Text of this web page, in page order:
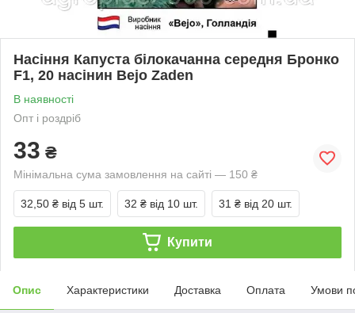
Насіння Капуста білокачанна середня Бронко
F1, 20 насінин Bejo Zaden
В наявності
Опт і роздріб
33 ₴
Мінімальна сума замовлення на сайті — 150 ₴
32,50 ₴ від 5 шт. 32 ₴ від 10 шт. 31 ₴ від 20 шт.
Купити
Опис Характеристики Доставка Оплата Умови